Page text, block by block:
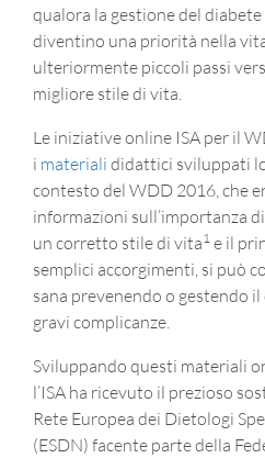
qualora la gestione del
diventino una priorità nella
ulteriormente piccoli passi
migliore stile di vita.
Le iniziative online ISA per il
i materiali didattici sviluppati
contesto del WDD 2016, che
informazioni sull’importanza
un corretto stile di vita1 e il
semplici accorgimenti, si può
sana prevenendo o gestendo
gravi complicanze.
Sviluppando questi materiali
l’ISA ha ricevuto il prezioso
Rete Europea dei Dietologi
(ESDN) facente parte della